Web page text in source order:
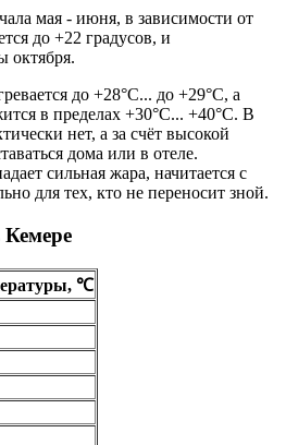
мая - июня, в зависимости от
до +22 градусов, и
октября.
до +28°С... до +29°С, а
в пределах +30°С... +40°С. В
нет, а за счёт высокой
дома или в отеле.
сильная жара, начитается с
для тех, кто не переносит зной.
℃